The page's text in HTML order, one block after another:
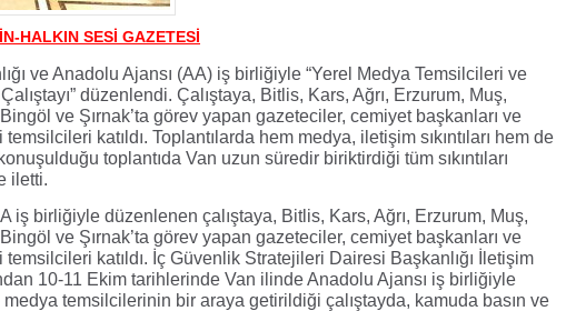
HALKIN SESİ GAZETESİ
ve Anadolu Ajansı (AA) iş birliğiyle “Yerel Medya Temsilcileri ve
düzenlendi. Çalıştaya, Bitlis, Kars, Ağrı, Erzurum, Muş,
ve Şırnak’ta görev yapan gazeteciler, cemiyet başkanları ve
katıldı. Toplantılarda hem medya, iletişim sıkıntıları hem de
toplantıda Van uzun süredir biriktirdiği tüm sıkıntıları
iletti.
iş birliğiyle düzenlenen çalıştaya, Bitlis, Kars, Ağrı, Erzurum, Muş,
ve Şırnak’ta görev yapan gazeteciler, cemiyet başkanları ve
temsilcileri katıldı. İç Güvenlik Stratejileri Dairesi Başkanlığı İletişim
10-11 Ekim tarihlerinde Van ilinde Anadolu Ajansı iş birliğiyle
temsilcilerinin bir araya getirildiği çalıştayda, kamuda basın ve